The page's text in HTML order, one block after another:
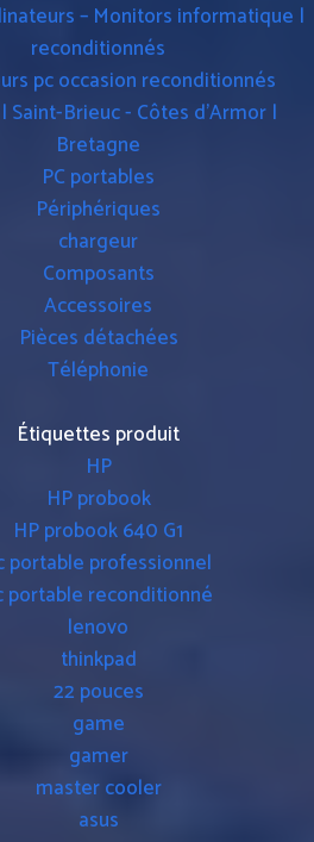
– Monitors informatique |
reconditionnés
pc occasion reconditionnés
Saint-Brieuc - Côtes d'Armor |
Bretagne
PC portables
Périphériques
chargeur
Composants
Accessoires
Pièces détachées
Téléphonie
Étiquettes produit
HP
HP probook
HP probook 640 G1
portable professionnel
portable reconditionné
lenovo
thinkpad
22 pouces
game
gamer
master cooler
asus